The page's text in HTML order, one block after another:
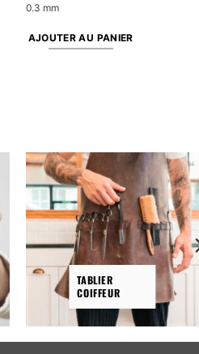
0.3 mm
AJOUTER AU PANIER
TABLIER
COIFFEUR